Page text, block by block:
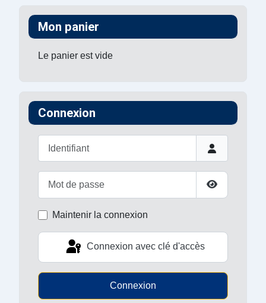
Mon panier
Le panier est vide
Connexion
Afficher le
Maintenir la connexion
Connexion avec clé d'accès
Connexion